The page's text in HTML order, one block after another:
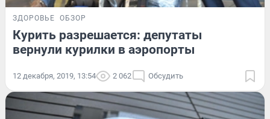
ЗДОРОВЬЕ ОБЗОР
Курить разрешается: депутаты
вернули курилки в аэропорты
12 декабря, 2019, 13:54 2 062 Обсудить